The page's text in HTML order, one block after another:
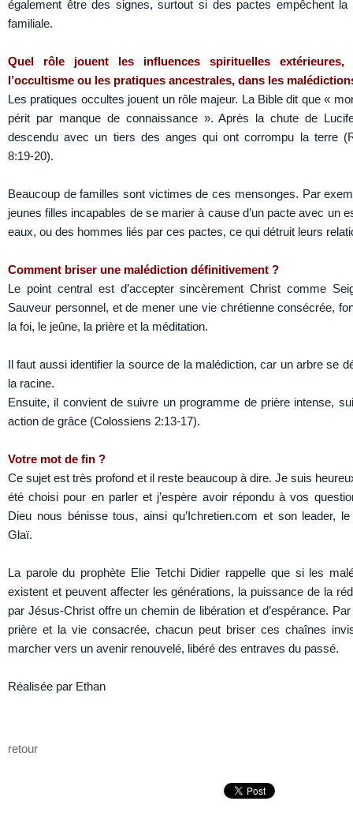
également être des signes, surtout si des pactes empêchent la
familiale.
Quel rôle jouent les influences spirituelles extérieures,
l’occultisme ou les pratiques ancestrales, dans les
Les pratiques occultes jouent un rôle majeur. La Bible dit que «
périt par manque de connaissance ». Après la chute de
descendu avec un tiers des anges qui ont corrompu la terre
8:19-20).
Beaucoup de familles sont victimes de ces mensonges. Par
jeunes filles incapables de se marier à cause d’un pacte avec un
eaux, ou des hommes liés par ces pactes, ce qui détruit leurs
Comment briser une malédiction définitivement ?
Le point central est d’accepter sincèrement Christ comme
Sauveur personnel, et de mener une vie chrétienne consécrée,
la foi, le jeûne, la prière et la méditation.
Il faut aussi identifier la source de la malédiction, car un arbre se
la racine.
Ensuite, il convient de suivre un programme de prière intense,
action de grâce (Colossiens 2:13-17).
Votre mot de fin ?
Ce sujet est très profond et il reste beaucoup à dire. Je suis
été choisi pour en parler et j’espère avoir répondu à vos
Dieu nous bénisse tous, ainsi qu’Ichretien.com et son leader,
Glaï.
La parole du prophète Elie Tetchi Didier rappelle que si les
existent et peuvent affecter les générations, la puissance de la
par Jésus-Christ offre un chemin de libération et d’espérance.
prière et la vie consacrée, chacun peut briser ces chaînes
marcher vers un avenir renouvelé, libéré des entraves du passé.
Réalisée par Ethan
retour